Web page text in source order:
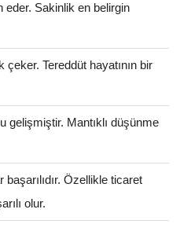
eder. Sakinlik en belirgin
Tereddüt hayatının bir
gelişmiştir. Mantıklı düşünme
Özellikle ticaret
olur.